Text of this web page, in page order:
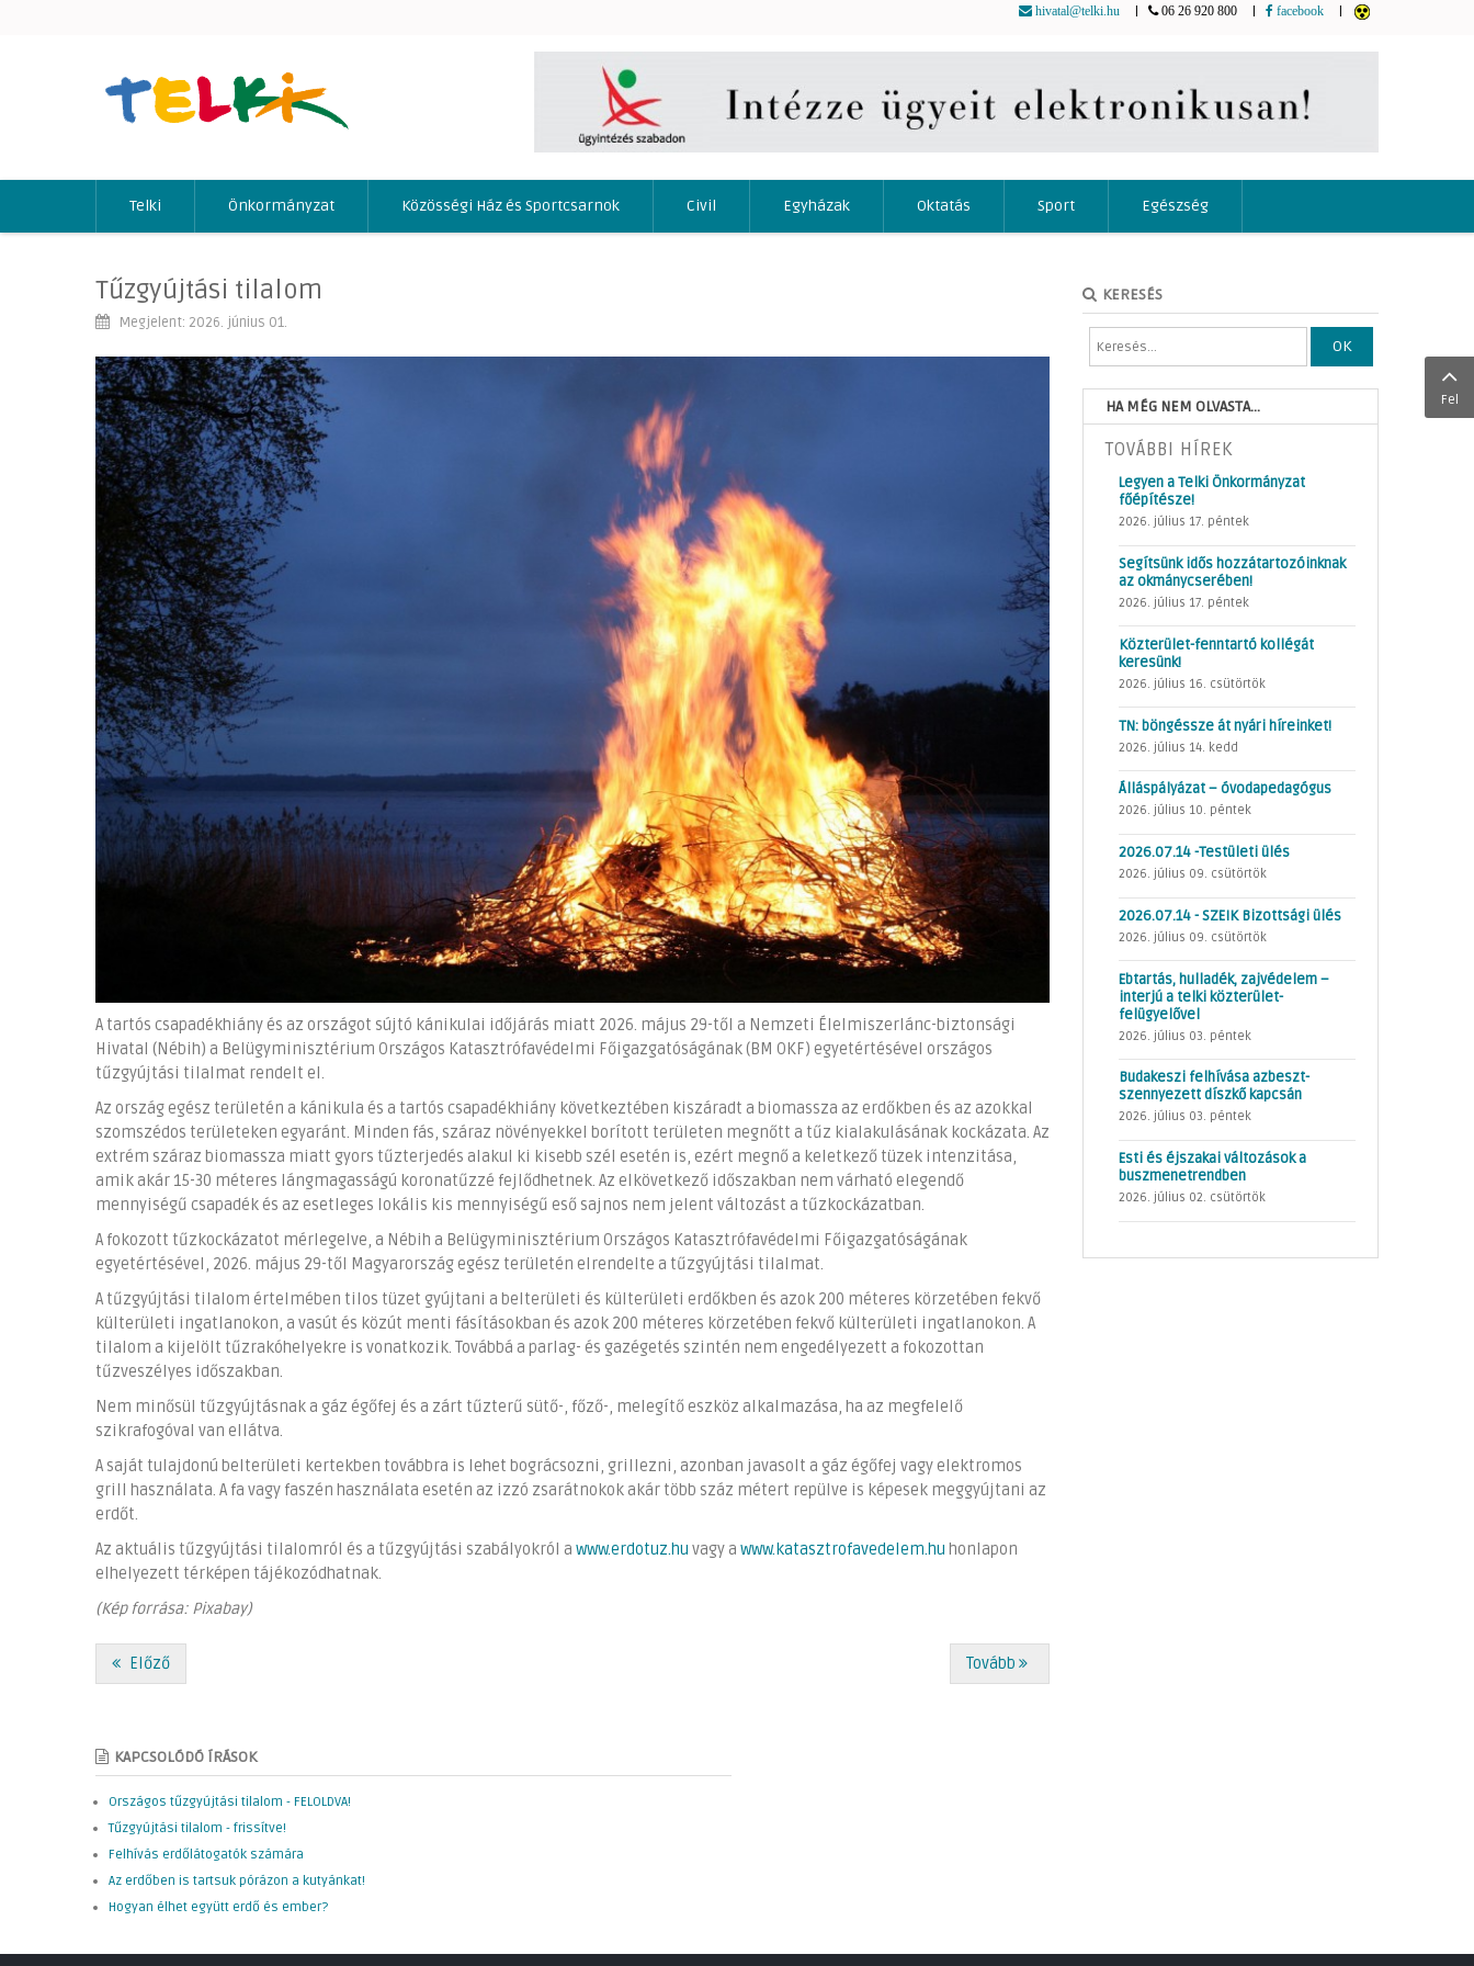
hivatal@telki.hu 06 26 920 800 facebook
Telki Önkormányzat Közösségi Ház és Sportcsarnok Civil Egyházak Oktatás Sport Egészség
Tűzgyújtási tilalom
Megjelent: 2026. június 01.
A tartós csapadékhiány és az országot sújtó kánikulai időjárás miatt 2026. május 29-től a Nemzeti Élelmiszerlánc-biztonsági
Hivatal (Nébih) a Belügyminisztérium Országos Katasztrófavédelmi Főigazgatóságának (BM OKF) egyetértésével országos
tűzgyújtási tilalmat rendelt el.
Az ország egész területén a kánikula és a tartós csapadékhiány következtében kiszáradt a biomassza az erdőkben és az azokkal
szomszédos területeken egyaránt. Minden fás, száraz növényekkel borított területen megnőtt a tűz kialakulásának kockázata. Az
extrém száraz biomassza miatt gyors tűzterjedés alakul ki kisebb szél esetén is, ezért megnő a keletkező tüzek intenzitása,
amik akár 15-30 méteres lángmagasságú koronatűzzé fejlődhetnek. Az elkövetkező időszakban nem várható elegendő
mennyiségű csapadék és az esetleges lokális kis mennyiségű eső sajnos nem jelent változást a tűzkockázatban.
A fokozott tűzkockázatot mérlegelve, a Nébih a Belügyminisztérium Országos Katasztrófavédelmi Főigazgatóságának
egyetértésével, 2026. május 29-től Magyarország egész területén elrendelte a tűzgyújtási tilalmat.
A tűzgyújtási tilalom értelmében tilos tüzet gyújtani a belterületi és külterületi erdőkben és azok 200 méteres körzetében fekvő
külterületi ingatlanokon, a vasút és közút menti fásításokban és azok 200 méteres körzetében fekvő külterületi ingatlanokon. A
tilalom a kijelölt tűzrakóhelyekre is vonatkozik. Továbbá a parlag- és gazégetés szintén nem engedélyezett a fokozottan
tűzveszélyes időszakban.
Nem minősül tűzgyújtásnak a gáz égőfej és a zárt tűzterű sütő-, főző-, melegítő eszköz alkalmazása, ha az megfelelő
szikrafogóval van ellátva.
A saját tulajdonú belterületi kertekben továbbra is lehet bográcsozni, grillezni, azonban javasolt a gáz égőfej vagy elektromos
grill használata. A fa vagy faszén használata esetén az izzó zsarátnokok akár több száz métert repülve is képesek meggyújtani az
erdőt.
Az aktuális tűzgyújtási tilalomról és a tűzgyújtási szabályokról a www.erdotuz.hu vagy a www.katasztrofavedelem.hu honlapon
elhelyezett térképen tájékozódhatnak.
(Kép forrása: Pixabay)
Előző Tovább
KAPCSOLÓDÓ ÍRÁSOK
Országos tűzgyújtási tilalom - FELOLDVA!
Tűzgyújtási tilalom - frissítve!
Felhívás erdőlátogatók számára
Az erdőben is tartsuk pórázon a kutyánkat!
Hogyan élhet együtt erdő és ember?
KERESÉS
OK
HA MÉG NEM OLVASTA...
TOVÁBBI HÍREK
Legyen a Telki Önkormányzat
főépítésze!
2026. július 17. péntek
Segítsünk idős hozzátartozóinknak
az okmánycserében!
2026. július 17. péntek
Közterület-fenntartó kollégát
keresünk!
2026. július 16. csütörtök
TN: böngéssze át nyári híreinket!
2026. július 14. kedd
Álláspályázat – óvodapedagógus
2026. július 10. péntek
2026.07.14 -Testületi ülés
2026. július 09. csütörtök
2026.07.14 - SZEIK Bizottsági ülés
2026. július 09. csütörtök
Ebtartás, hulladék, zajvédelem –
interjú a telki közterület-
felügyelővel
2026. július 03. péntek
Budakeszi felhívása azbeszt-
szennyezett díszkő kapcsán
2026. július 03. péntek
Esti és éjszakai változások a
buszmenetrendben
2026. július 02. csütörtök
Fel